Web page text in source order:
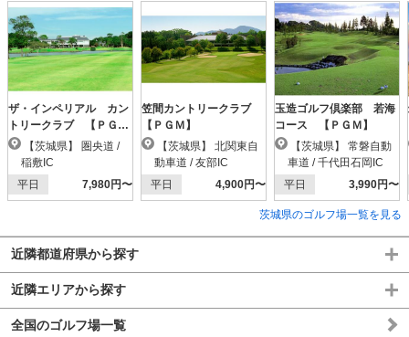
ザ・インペリアル カン
トリークラブ 【ＰＧ
Ｍ】
稲敷IC
平日
7,980円〜
笠間カントリークラブ
【ＰＧＭ】
動車道 / 友部IC
平日
4,900円〜
玉造ゴルフ倶楽部 若海
コース 【ＰＧＭ】
車道 / 千代田石岡IC
平日
3,990円〜
茨城県のゴルフ場一覧を見る
近隣都道府県から探す
近隣エリアから探す
全国のゴルフ場一覧